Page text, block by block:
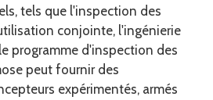
tels que l'inspection des
conjointe, l'ingénierie
programme d'inspection des
peut fournir des
expérimentés, armés